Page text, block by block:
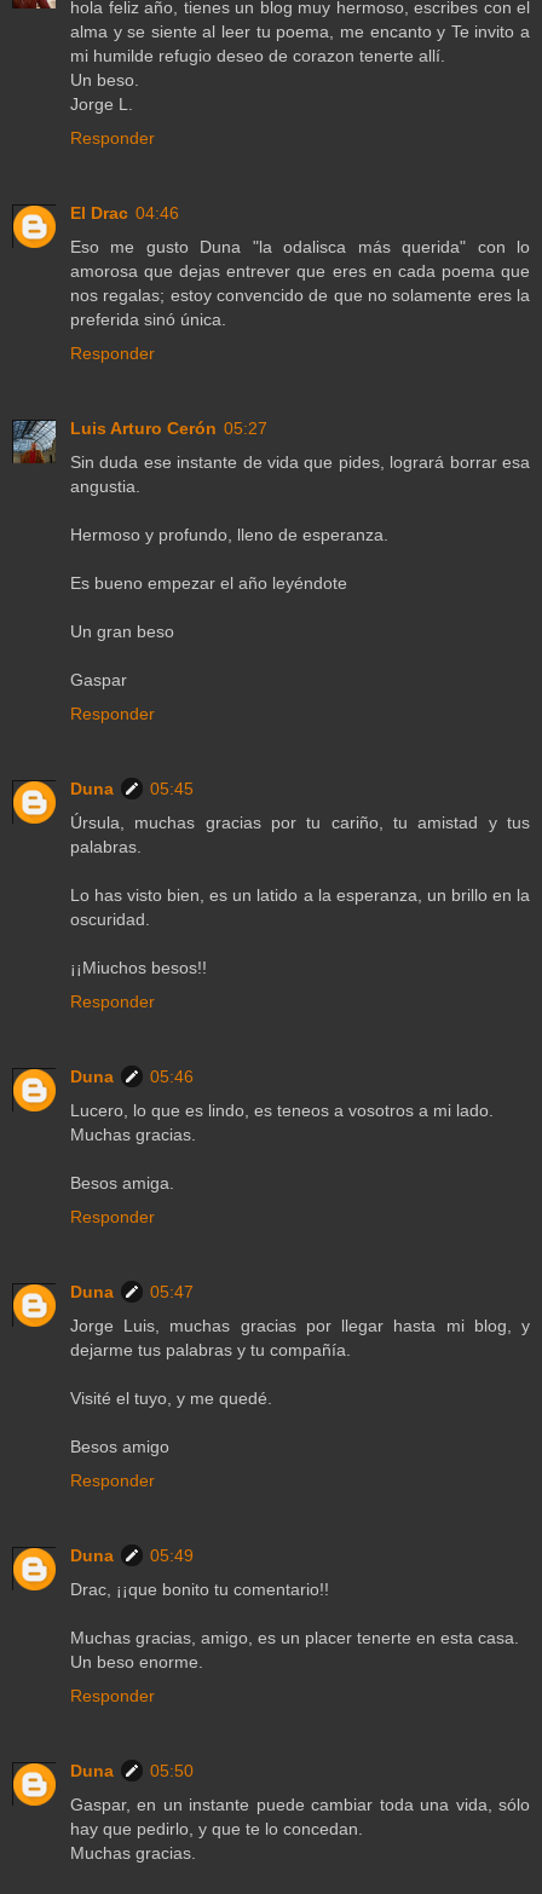
hola feliz año, tienes un blog muy hermoso, escribes con el
alma y se siente al leer tu poema, me encanto y Te invito a
mi humilde refugio deseo de corazon tenerte allí.
Un beso.
Jorge L.
Responder
El Drac 04:46
Eso me gusto Duna "la odalisca más querida" con lo
amorosa que dejas entrever que eres en cada poema que
nos regalas; estoy convencido de que no solamente eres la
preferida sinó única.
Responder
Luis Arturo Cerón 05:27
Sin duda ese instante de vida que pides, logrará borrar esa
angustia.
Hermoso y profundo, lleno de esperanza.
Es bueno empezar el año leyéndote
Un gran beso
Gaspar
Responder
Duna
05:45
Úrsula, muchas gracias por tu cariño, tu amistad y tus
palabras.
Lo has visto bien, es un latido a la esperanza, un brillo en la
oscuridad.
¡¡Miuchos besos!!
Responder
Duna
05:46
Lucero, lo que es lindo, es teneos a vosotros a mi lado.
Muchas gracias.
Besos amiga.
Responder
Duna
05:47
Jorge Luis, muchas gracias por llegar hasta mi blog, y
dejarme tus palabras y tu compañía.
Visité el tuyo, y me quedé.
Besos amigo
Responder
Duna
05:49
Drac, ¡¡que bonito tu comentario!!
Muchas gracias, amigo, es un placer tenerte en esta casa.
Un beso enorme.
Responder
Duna
05:50
Gaspar, en un instante puede cambiar toda una vida, sólo
hay que pedirlo, y que te lo concedan.
Muchas gracias.